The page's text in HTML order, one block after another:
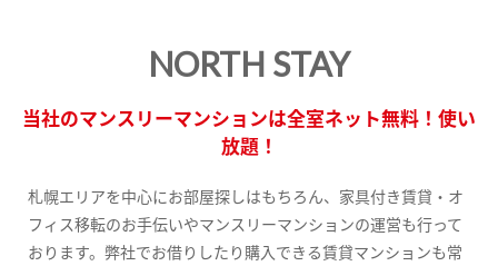
NORTH STAY
当社のマンスリーマンションは全室ネット無料！使い
放題！
札幌エリアを中心にお部屋探しはもちろん、家具付き賃貸・オ
フィス移転のお手伝いやマンスリーマンションの運営も行って
おります。弊社でお借りしたり購入できる賃貸マンションも常